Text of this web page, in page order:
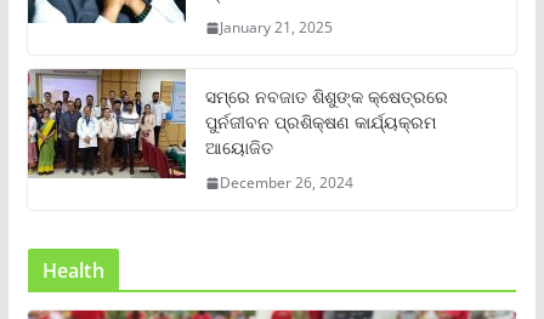
January 21, 2025
ସମ୍‌ରେ ନବଜାତ ଶିଶୁଙ୍କ କ୍ଷେତ୍ରରେ
ପୁର୍ନଜୀବନ ପ୍ରଶିକ୍ଷଣ କାର୍ଯ୍ୟକ୍ରମ
ଆୟୋଜିତ
December 26, 2024
Health